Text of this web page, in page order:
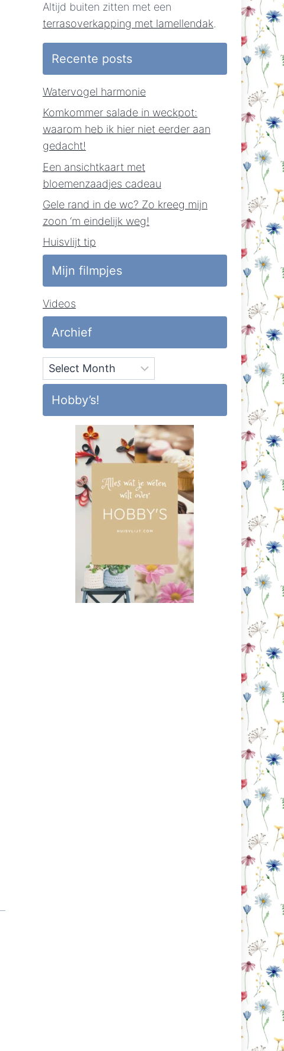
Altijd buiten zitten met een
terrasoverkapping met lamellendak.
Recente posts
Watervogel harmonie
Komkommer salade in weckpot:
waarom heb ik hier niet eerder aan
gedacht!
Een ansichtkaart met
bloemenzaadjes cadeau
Gele rand in de wc? Zo kreeg mijn
zoon ‘m eindelijk weg!
Huisvlijt tip
Mijn filmpjes
Videos
Archief
Archief
Hobby’s!